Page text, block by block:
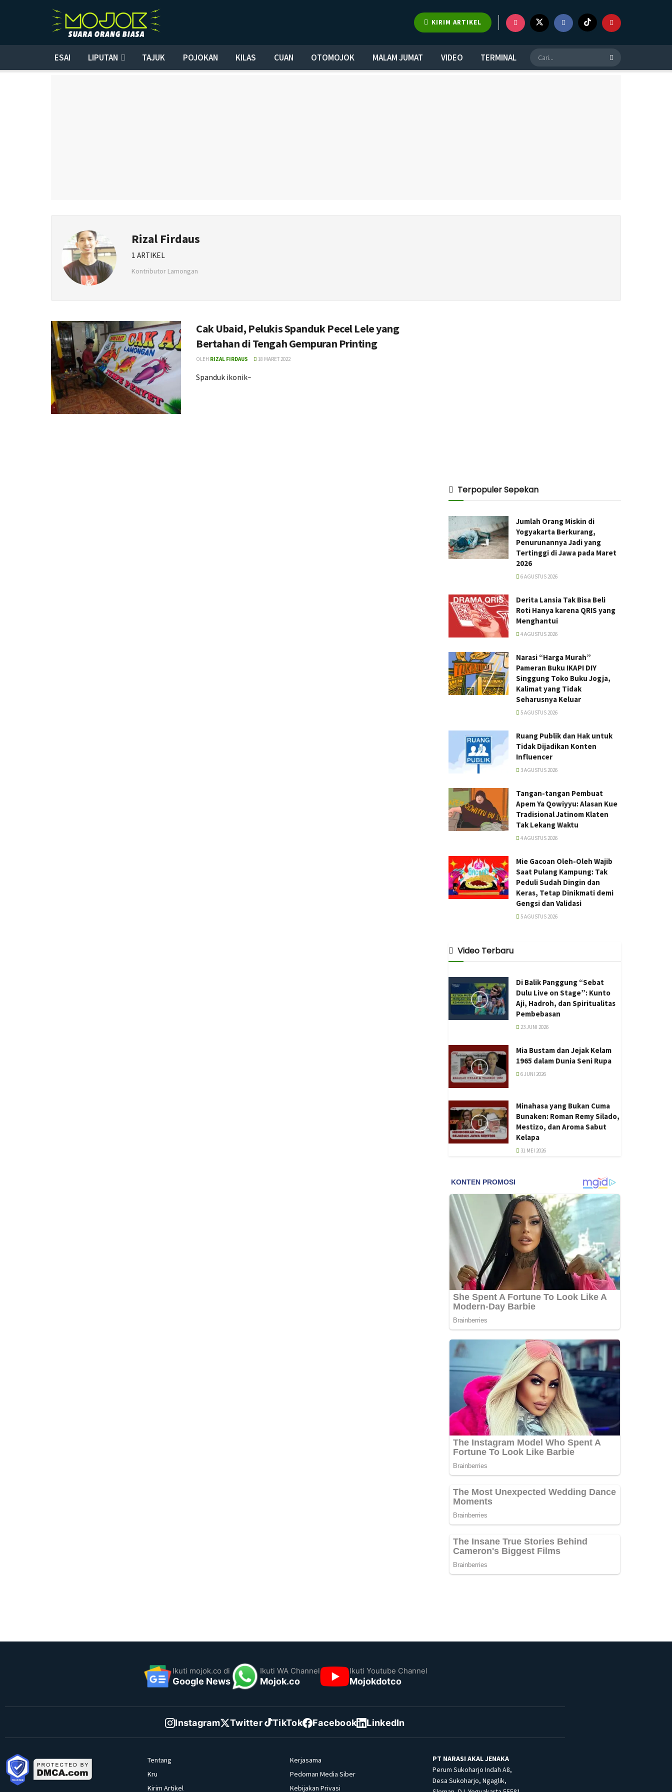
KIRIM ARTIKEL
ESAI LIPUTAN TAJUK POJOKAN KILAS CUAN OTOMOJOK MALAM JUMAT VIDEO TERMINAL
Rizal Firdaus
1 ARTIKEL
Kontributor Lamongan
Cak Ubaid, Pelukis Spanduk Pecel Lele yang
Bertahan di Tengah Gempuran Printing
OLEH RIZAL FIRDAUS 18 MARET 2022
Spanduk ikonik~
Terpopuler Sepekan
Jumlah Orang Miskin di
Yogyakarta Berkurang,
Penurunannya Jadi yang
Tertinggi di Jawa pada Maret
2026
6 AGUSTUS 2026
Derita Lansia Tak Bisa Beli
Roti Hanya karena QRIS yang
Menghantui
4 AGUSTUS 2026
Narasi “Harga Murah”
Pameran Buku IKAPI DIY
Singgung Toko Buku Jogja,
Kalimat yang Tidak
Seharusnya Keluar
5 AGUSTUS 2026
Ruang Publik dan Hak untuk
Tidak Dijadikan Konten
Influencer
3 AGUSTUS 2026
Tangan-tangan Pembuat
Apem Ya Qowiyyu: Alasan Kue
Tradisional Jatinom Klaten
Tak Lekang Waktu
4 AGUSTUS 2026
Mie Gacoan Oleh-Oleh Wajib
Saat Pulang Kampung: Tak
Peduli Sudah Dingin dan
Keras, Tetap Dinikmati demi
Gengsi dan Validasi
5 AGUSTUS 2026
Video Terbaru
Di Balik Panggung “Sebat
Dulu Live on Stage”: Kunto
Aji, Hadroh, dan Spiritualitas
Pembebasan
23 JUNI 2026
Mia Bustam dan Jejak Kelam
1965 dalam Dunia Seni Rupa
6 JUNI 2026
Minahasa yang Bukan Cuma
Bunaken: Roman Remy Silado,
Mestizo, dan Aroma Sabut
Kelapa
31 MEI 2026
Ikuti mojok.co di
Google News
Ikuti WA Channel
Mojok.co
Ikuti Youtube Channel
Mojokdotco
Instagram Twitter TikTok Facebook LinkedIn
Tentang
Kru
Kirim Artikel
Kerjasama
Pedoman Media Siber
Kebijakan Privasi
PT NARASI AKAL JENAKA
Perum Sukoharjo Indah A8,
Desa Sukoharjo, Ngaglik,